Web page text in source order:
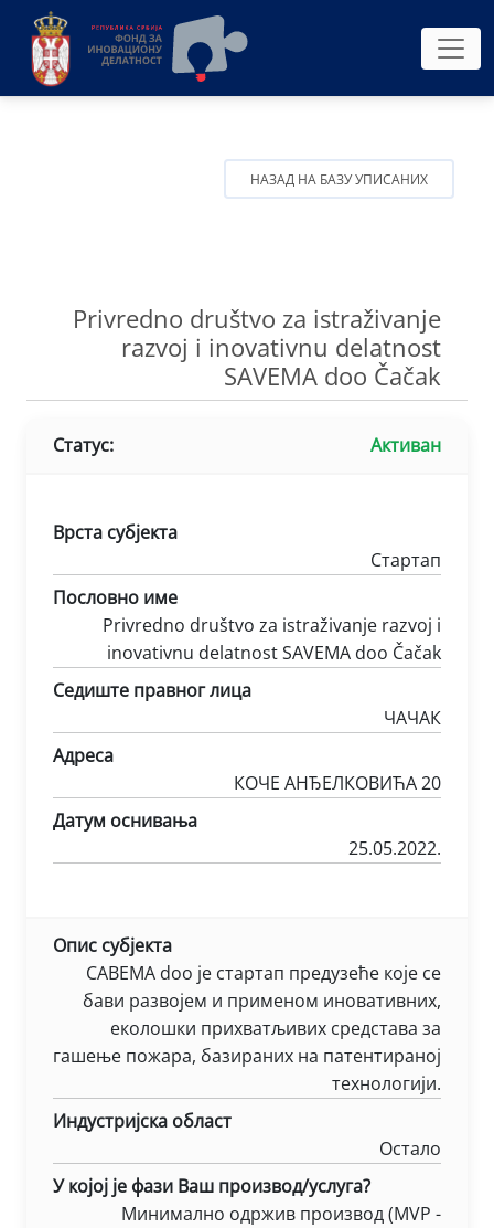
НАЗАД НА БАЗУ УПИСАНИХ
Privredno društvo za istraživanje
razvoj i inovativnu delatnost
SAVEMA doo Čačak
Статус: Активан
Врста субјекта
Стартап
Пословно име
Privredno društvo za istraživanje razvoj i
inovativnu delatnost SAVEMA doo Čačak
Седиште правног лица
ЧАЧАК
Адреса
КОЧЕ АНЂЕЛКОВИЋА 20
Датум оснивања
25.05.2022.
Опис субјекта
САВЕМА doo je стартап предузеће које се
бави развојем и применом иновативних,
еколошки прихватљивих средстава за
гашење пожара, базираних на патентираној
технологији.
Индустријска област
Остало
У којој је фази Ваш производ/услуга?
Минимално одржив производ (MVP -